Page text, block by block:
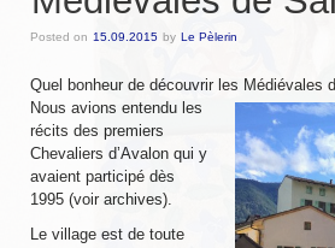
Messire Denis
Messire Catherine
Messire Jean-Pierre
Messire Edite
Messire Laurent
Posted on 15.09.2015 by Le Pèlerin
Quel bonheur de découvrir les Médiévales
Nous avions entendu les
récits des premiers
Chevaliers d’Avalon qui y
avaient participé dès
1995 (voir archives).
Le village est de toute